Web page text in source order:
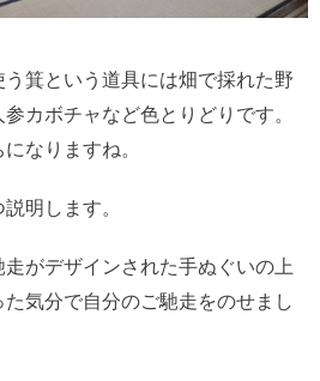
箕という道具には畑で採れた野
カボチャなど色とりどりです。
なりますね。
明します。
がデザインされた手ぬぐいの上
気分で自分のご馳走をのせまし